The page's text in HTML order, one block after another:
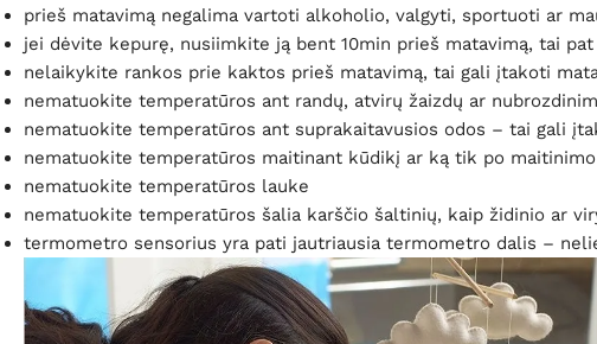
prieš matavimą negalima vartoti alkoholio, valgyti, sportuoti ar
jei dėvite kepurę, nusiimkite ją bent 10min prieš matavimą, tai
nelaikykite rankos prie kaktos prieš matavimą, tai gali įtakoti
nematuokite temperatūros ant randų, atvirų žaizdų ar
nematuokite temperatūros ant suprakaitavusios odos – tai gali
nematuokite temperatūros maitinant kūdikį ar ką tik po maitinimo
nematuokite temperatūros lauke
nematuokite temperatūros šalia karščio šaltinių, kaip židinio ar
termometro sensorius yra pati jautriausia termometro dalis –